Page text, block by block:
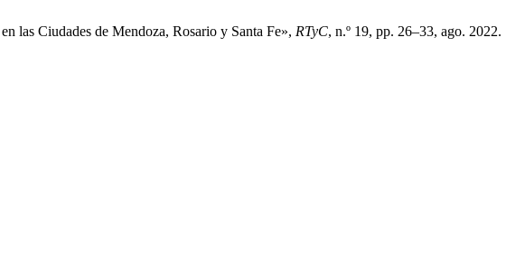
las Ciudades de Mendoza, Rosario y Santa Fe», RTyC, n.º 19, pp. 26–33, ago. 2022.